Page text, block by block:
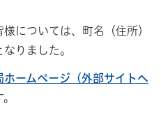
については、町名（住所）
りました。
ホームページ（外部サイトへ